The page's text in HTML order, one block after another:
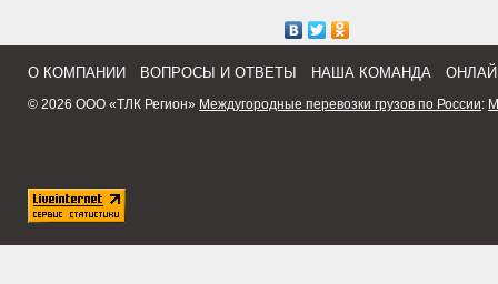
О КОМПАНИИ ВОПРОСЫ И ОТВЕТЫ НАША КОМАНДА
© 2026 ООО «ТЛК Регион» Междугородные перевозки грузов по России: